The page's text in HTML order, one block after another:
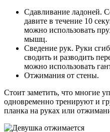
Сдавливание ладоней.
давите в течение 10
можно использовать
мышц.
Сведение рук. Руки
сводить и разводить
можно использовать
Отжимания от стены.
Стоит заметить, что многие
одновременно тренируют и
планка на руках или